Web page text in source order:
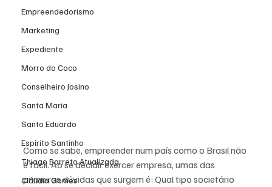
Empreendedorismo
Marketing
Expediente
Morro do Coco
Conselheiro Josino
Santa Maria
Santo Eduardo
Espírito Santinho
Thiago Barreto Atualizada
Cláudia Gomes
Como se sabe, empreender num país como o Brasil não
é fácil. Ao se decidir exercer empresa, umas das
primeiras dúvidas que surgem é: Qual tipo societário